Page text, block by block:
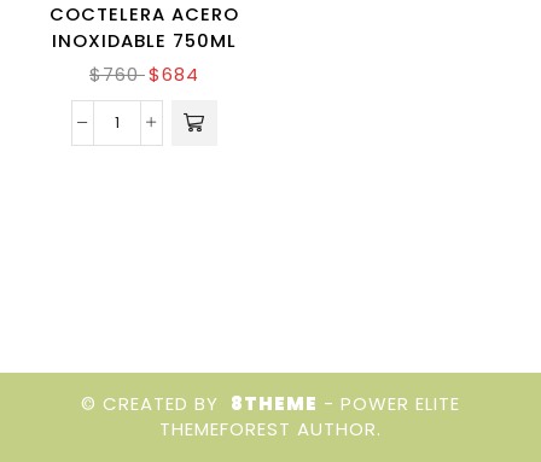
COCTELERA ACERO
INOXIDABLE 750ML
$760 $684
© CREATED BY 8THEME - POWER ELITE
THEMEFOREST AUTHOR.